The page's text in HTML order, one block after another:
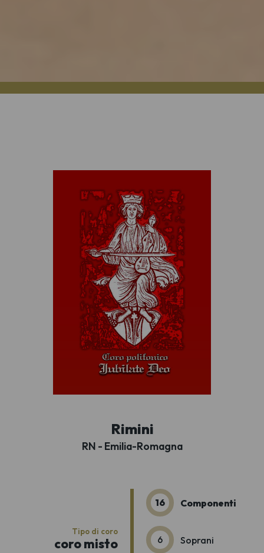
Rimini
RN - Emilia-Romagna
Tipo di coro
coro misto
16 Componenti
6 Soprani